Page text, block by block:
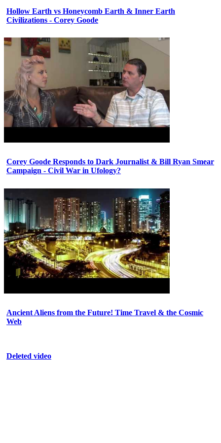
Hollow Earth vs Honeycomb Earth & Inner Earth
Civilizations - Corey Goode
Corey Goode Responds to Dark Journalist & Bill Ryan Smear
Campaign - Civil War in Ufology?
Ancient Aliens from the Future! Time Travel & the Cosmic
Web
Deleted video